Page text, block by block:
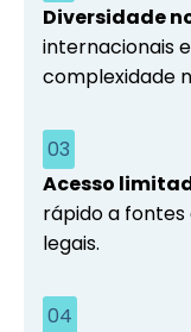
Diversidade
internacionais
complexidade
03
Acesso
rápido a fontes
legais.
04